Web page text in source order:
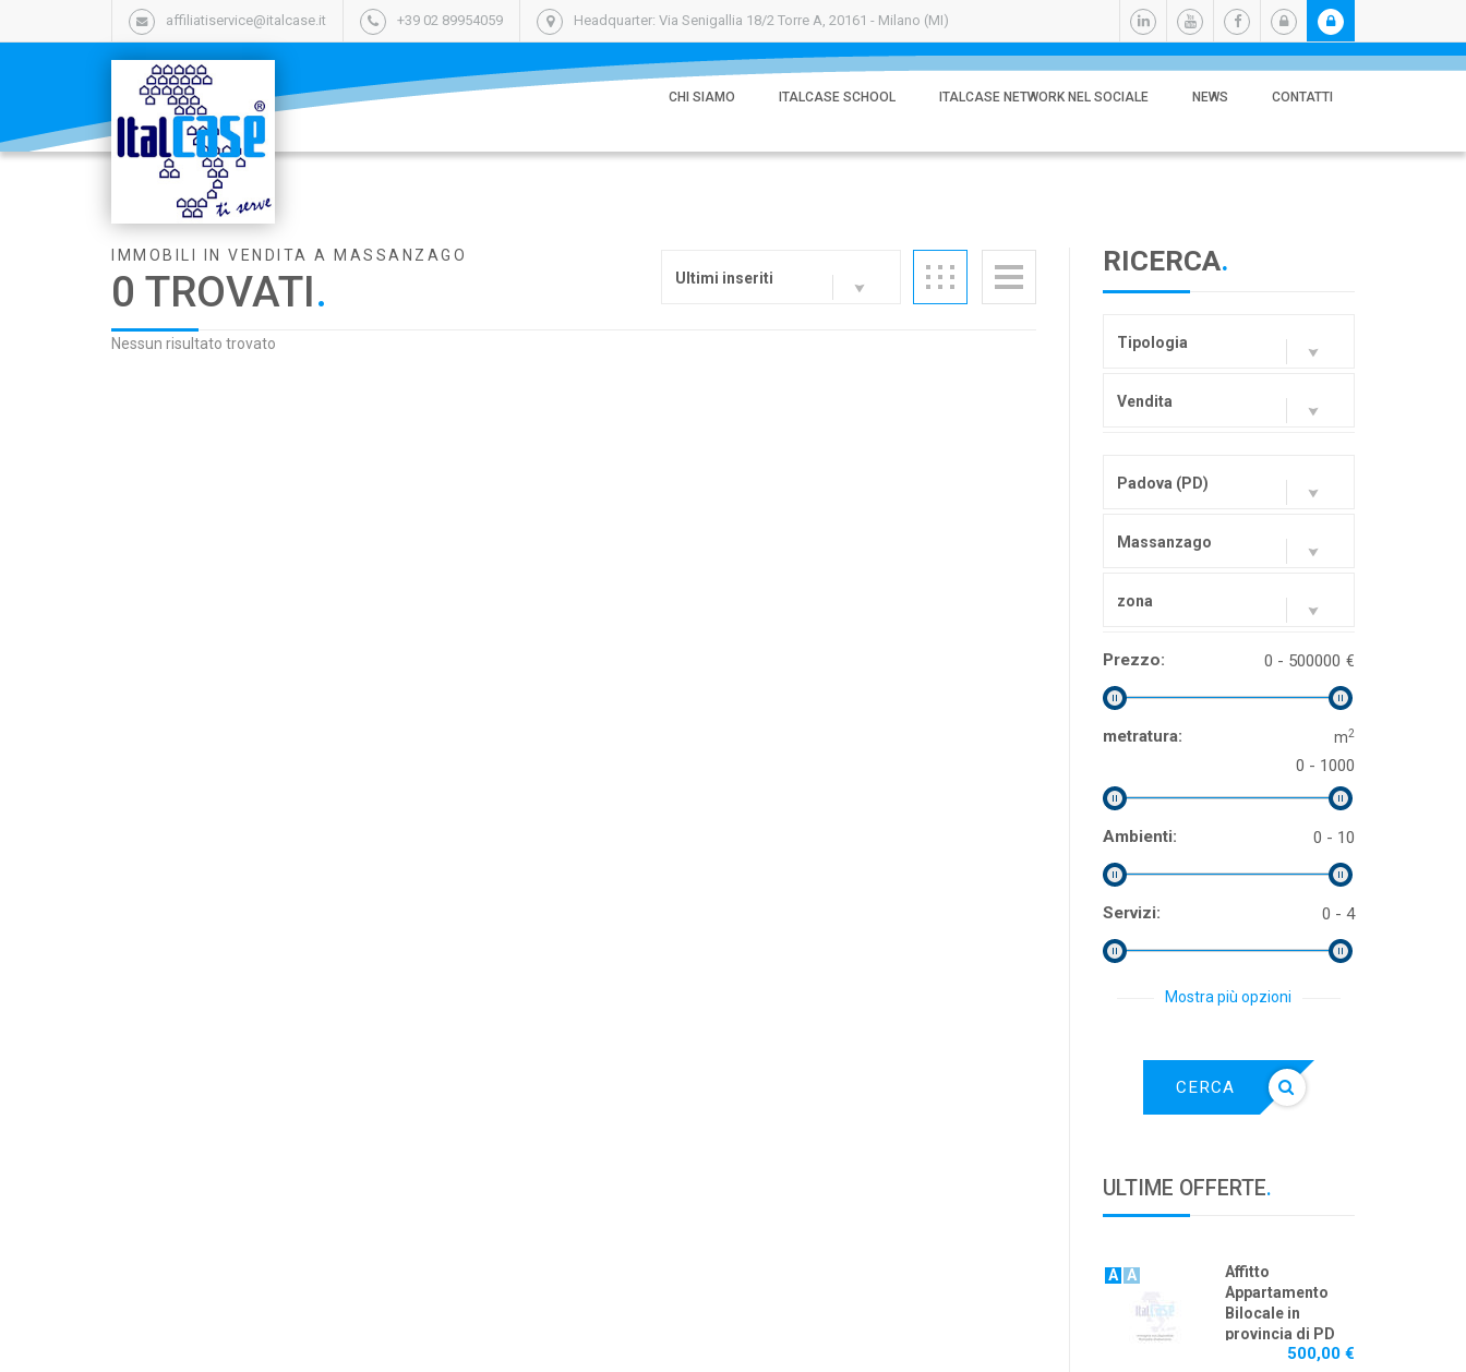
affiliatiservice@italcase.it +39 02 89954059 Headquarter: Via Senigallia 18/2 Torre A, 20161 - Milano (MI)
CHI SIAMO ITALCASE SCHOOL ITALCASE NETWORK NEL SOCIALE NEWS CONTATTI
IMMOBILI IN VENDITA A MASSANZAGO
0 TROVATI. Ultimi inseriti
Nessun risultato trovato
RICERCA.
Tipologia
Vendita
Padova (PD)
Massanzago
zona
Prezzo: €
0 - 500000
metratura: m2
0 - 1000
Ambienti: 0 - 10
Servizi: 0 - 4
Mostra più opzioni
CERCA
ULTIME OFFERTE.
A A
Affitto
Appartamento
Bilocale in
provincia di PD
500,00 €